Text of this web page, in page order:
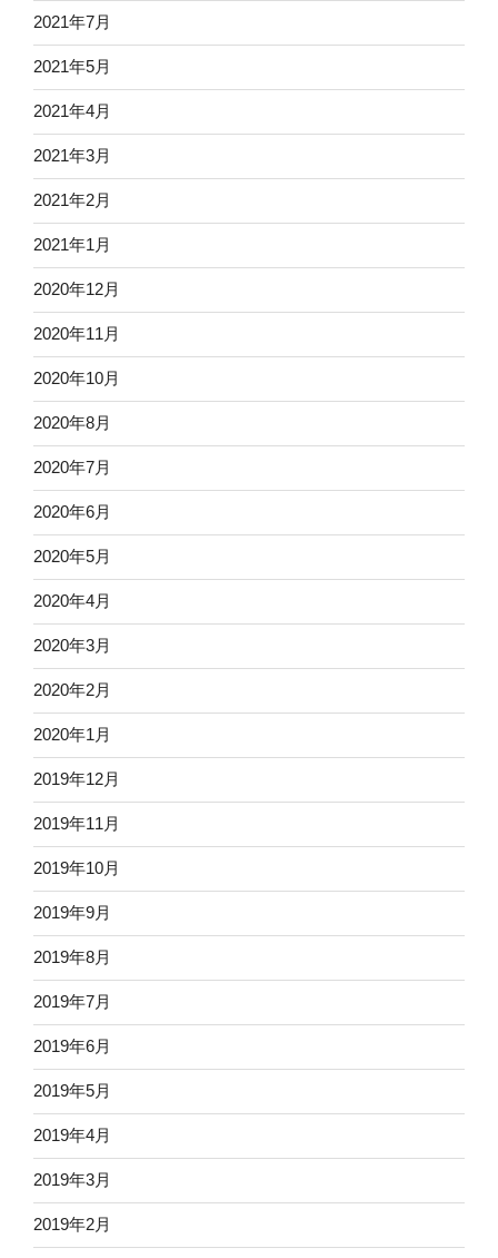
2021年7月
2021年5月
2021年4月
2021年3月
2021年2月
2021年1月
2020年12月
2020年11月
2020年10月
2020年8月
2020年7月
2020年6月
2020年5月
2020年4月
2020年3月
2020年2月
2020年1月
2019年12月
2019年11月
2019年10月
2019年9月
2019年8月
2019年7月
2019年6月
2019年5月
2019年4月
2019年3月
2019年2月